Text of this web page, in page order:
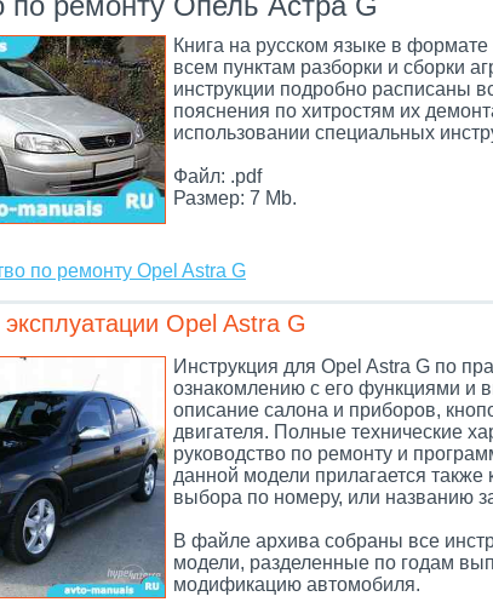
Книга на русском языке в
всем пунктам разборки и сборки
инструкции подробно расписаны
пояснения по хитростям их
использовании специальных
Файл: .pdf
Размер: 7 Mb.
по ремонту Opel Astra G
Opel Astra G
Инструкция для Opel Astra G по
ознакомлению с его функциями и
описание салона и приборов,
двигателя. Полные технические
руководство по ремонту и
данной модели прилагается также
выбора по номеру, или названию
В файле архива собраны все
модели, разделенные по годам
модификацию автомобиля.